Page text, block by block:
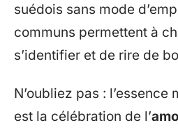
suédois sans mode
communs permettent à
s’identifier et de rire de
N’oubliez pas : l’essence
est la célébration de l’